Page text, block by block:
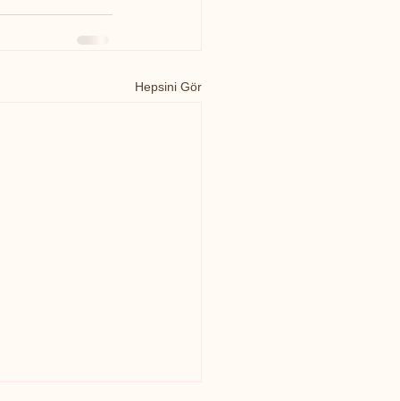
Hepsini Gör